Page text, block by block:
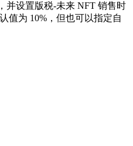
并设置版税-未来 NFT 销售时
值为 10%，但也可以指定自